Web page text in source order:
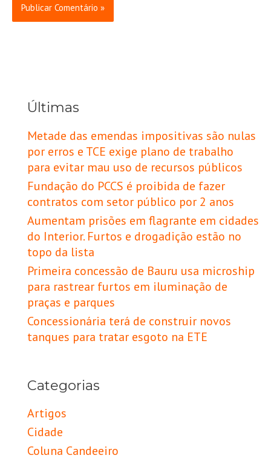
Últimas
Metade das emendas impositivas são nulas
por erros e TCE exige plano de trabalho
para evitar mau uso de recursos públicos
Fundação do PCCS é proibida de fazer
contratos com setor público por 2 anos
Aumentam prisões em flagrante em cidades
do Interior. Furtos e drogadição estão no
topo da lista
Primeira concessão de Bauru usa microship
para rastrear furtos em iluminação de
praças e parques
Concessionária terá de construir novos
tanques para tratar esgoto na ETE
Categorias
Artigos
Cidade
Coluna Candeeiro